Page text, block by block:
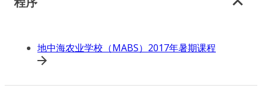
地中海农业学校（MABS）2017年暑期课程